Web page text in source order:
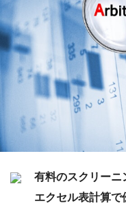
有料のスクリーニ
エクセル表計算で